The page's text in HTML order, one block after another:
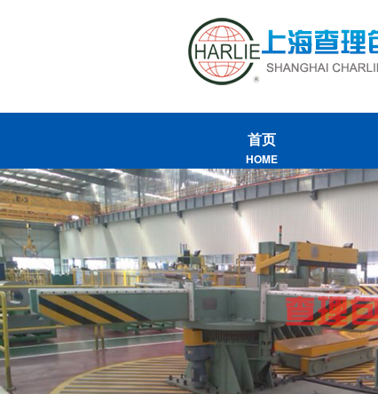
首页
HOME